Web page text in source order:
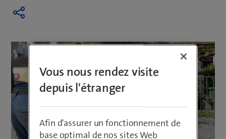
Vous nous rendez visite
depuis l'étranger
Afin d'assurer un fonctionnement de
base optimal de nos sites Web